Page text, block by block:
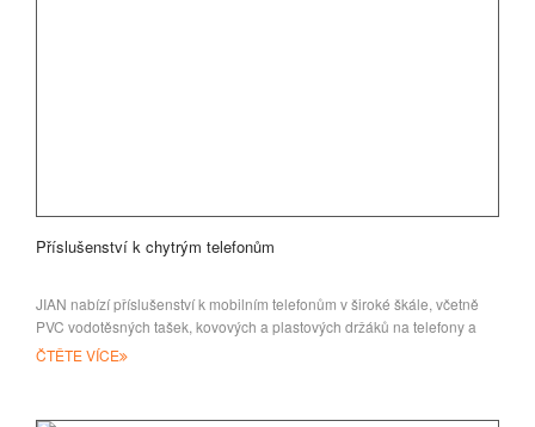
Příslušenství k chytrým telefonům
JIAN nabízí příslušenství k mobilním telefonům v široké škále, včetně
PVC vodotěsných tašek, kovových a plastových držáků na telefony a
mobilních pho
ČTĚTE VÍCE